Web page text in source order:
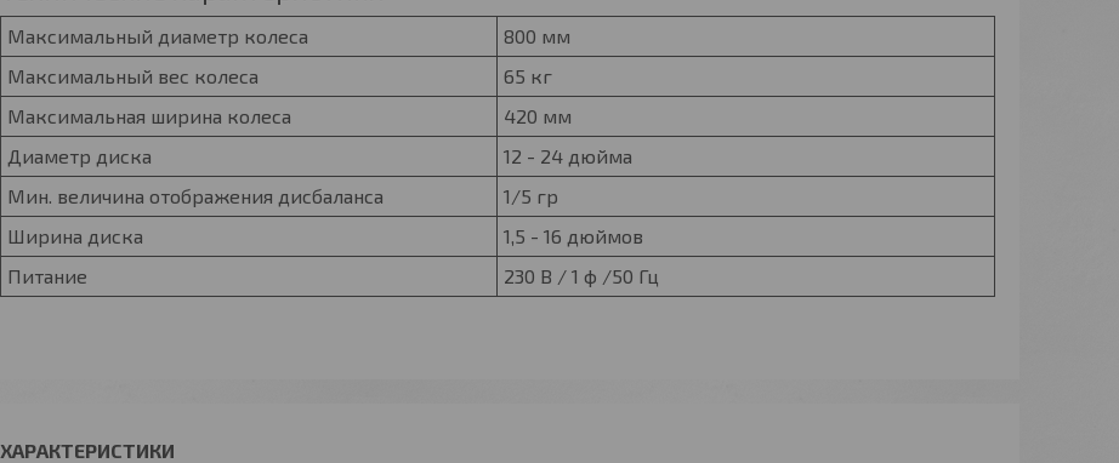
Максимальный диаметр колеса
800 мм
Максимальный вес колеса
65 кг
Максимальная ширина колеса
420 мм
Диаметр диска
12 - 24 дюйма
Мин. величина отображения дисбаланса
1/5 гр
Ширина диска
1,5 - 16 дюймов
Питание
230 В / 1 ф /50 Гц
ХАРАКТЕРИСТИКИ